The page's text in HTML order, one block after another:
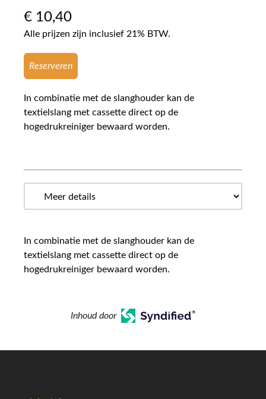
€ 10,40
Alle prijzen zijn inclusief 21% BTW.
Reserveren
In combinatie met de slanghouder kan de
textielslang met cassette direct op de
hogedrukreiniger bewaard worden.
In combinatie met de slanghouder kan de
textielslang met cassette direct op de
hogedrukreiniger bewaard worden.
Inhoud door